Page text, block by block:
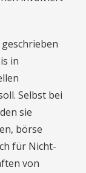
in
Selbst bei
sie
börse
für Nicht-
von